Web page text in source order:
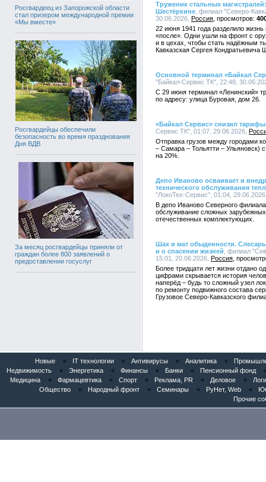
Росгвардеец из Запорожской области
стал призером международной премии
«Мы вместе»
Росгвардейцы обеспечили
безопасность во время празднования
Дня ВДВ
За месяц росгвардейцы приняли от
граждан более 800 заявлений о
предоставлении госуслуг
Труженик стальных
Шестёркине , филиал "Северо-
30.06.2026, Россия
22 июня 1941 года разделило
«после». Одни ушли на фронт с
и в цехах, чтобы стать надёжным
Кавказская Сергея Кондратьевича
Основной терминал «Байкал
"Байкал-Сервис ТК", 22:48,
С 29 июня терминал «Ленинский»
по адресу: улица Буровая, дом 26.
«Байкал Сервис» снизил
Сервис ТК", 01:07, 29.06.2026,
Отправка грузов между городами
– Самара – Тольятти – Ульяновск)
на 20%.
Депо Иваново осваивает и
технического обслуживания
"ЛокоТех-Сервис", 01:04,
В депо Иваново Северного
обслуживание сложных
отечественных комплектующих.
Шах и мат обыденности.
и о спасении жизней , филиал
15:01, 20.06.2026, Россия
Более тридцати лет жизни отдано
цифрами скрывается история
наперёд – будь то сложный узел
по ремонту подвижного состава
Грузовое Северо-Кавказского
Новые « IT технологии « Антивирусы « Аналитика «
Недвижимость
« Энергетика « Финансы « Банки « Пенсионный фонд
Медицина
« Фармацевтика « Спорт « Реклама, PR « Деловое «
Общество
« Народный фронт « Семинары « РуНет, Web «
Прочие